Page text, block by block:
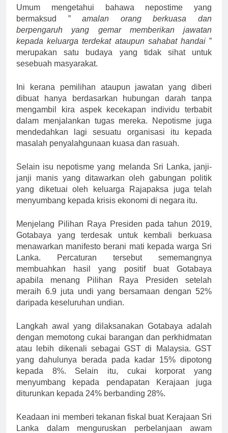
Umum mengetahui bahawa nepostime yang
bermaksud ”amalan orang berkuasa dan
berpengaruh yang gemar memberikan jawatan
kepada keluarga terdekat ataupun sahabat handai”
merupakan satu budaya yang tidak sihat untuk
sesebuah masyarakat.
Ini kerana pemilihan ataupun jawatan yang diberi
dibuat hanya berdasarkan hubungan darah tanpa
mengambil kira aspek kecekapan individu terbabit
dalam menjalankan tugas mereka. Nepotisme juga
mendedahkan lagi sesuatu organisasi itu kepada
masalah penyalahgunaan kuasa dan rasuah.
Selain isu nepotisme yang melanda Sri Lanka, janji-
janji manis yang ditawarkan oleh gabungan politik
yang diketuai oleh keluarga Rajapaksa juga telah
menyumbang kepada krisis ekonomi di negara itu.
Menjelang Pilihan Raya Presiden pada tahun 2019,
Gotabaya yang terdesak untuk kembali berkuasa
menawarkan manifesto berani mati kepada warga Sri
Lanka. Percaturan tersebut sememangnya
membuahkan hasil yang positif buat Gotabaya
apabila menang Pilihan Raya Presiden setelah
meraih 6.9 juta undi yang bersamaan dengan 52%
daripada keseluruhan undian.
Langkah awal yang dilaksanakan Gotabaya adalah
dengan memotong cukai barangan dan perkhidmatan
atau lebih dikenali sebagai GST di Malaysia. GST
yang dahulunya berada pada kadar 15% dipotong
kepada 8%. Selain itu, cukai korporat yang
menyumbang kepada pendapatan Kerajaan juga
diturunkan kepada 24% berbanding 28%.
Keadaan ini memberi tekanan fiskal buat Kerajaan Sri
Lanka dalam menguruskan perbelanjaan awam